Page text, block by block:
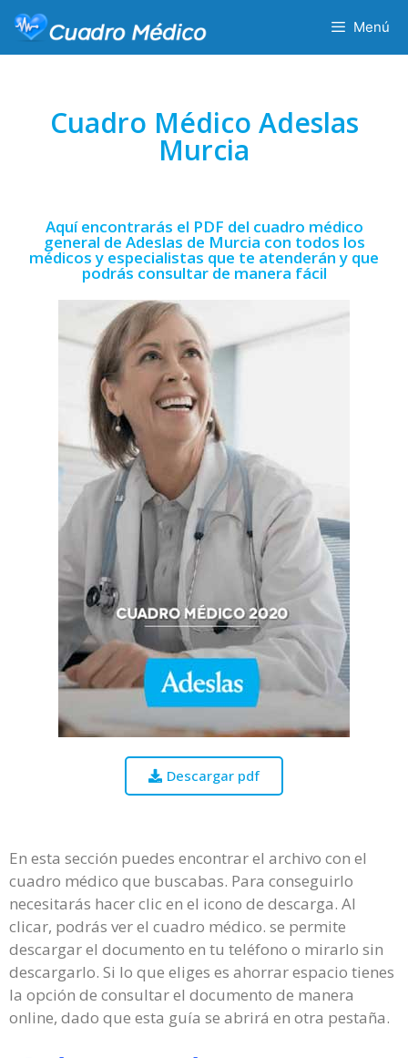
Menú
Cuadro Médico Adeslas
Murcia
Aquí encontrarás el PDF del cuadro médico
general de Adeslas de Murcia con todos los
médicos y especialistas que te atenderán y que
podrás consultar de manera fácil
Descargar pdf
En esta sección puedes encontrar el archivo con el
cuadro médico que buscabas. Para conseguirlo
necesitarás hacer clic en el icono de descarga. Al
clicar, podrás ver el cuadro médico. se permite
descargar el documento en tu teléfono o mirarlo sin
descargarlo. Si lo que eliges es ahorrar espacio tienes
la opción de consultar el documento de manera
online, dado que esta guía se abrirá en otra pestaña.